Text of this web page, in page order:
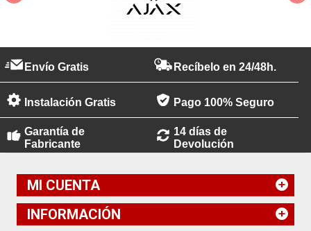
Envío Gratis Recíbelo en 24/48h.
Instalación Gratis Pago 100% Seguro
Garantía de
Fabricante
14 días de
Devolución
MI CUENTA
INFORMACIÓN